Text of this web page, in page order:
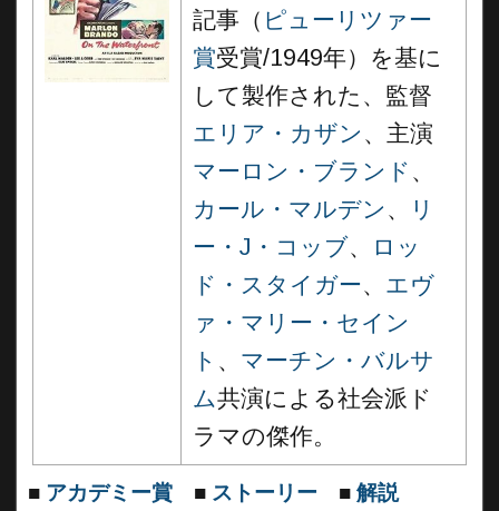
記事（ ピューリツァー
賞受賞/1949年）を基に
して製作された、監督
エリア・カザン 、主演
マーロン・ブランド 、
カール・マルデン 、
リ
ー・J・コッブ、
ロッ
ド・スタイガー、 エヴ
ァ・マリー・セイン
ト 、 マーチン・バルサ
ム共演による社会派ド
ラマの傑作。
■ アカデミー賞 ■ ストーリー ■ 解説